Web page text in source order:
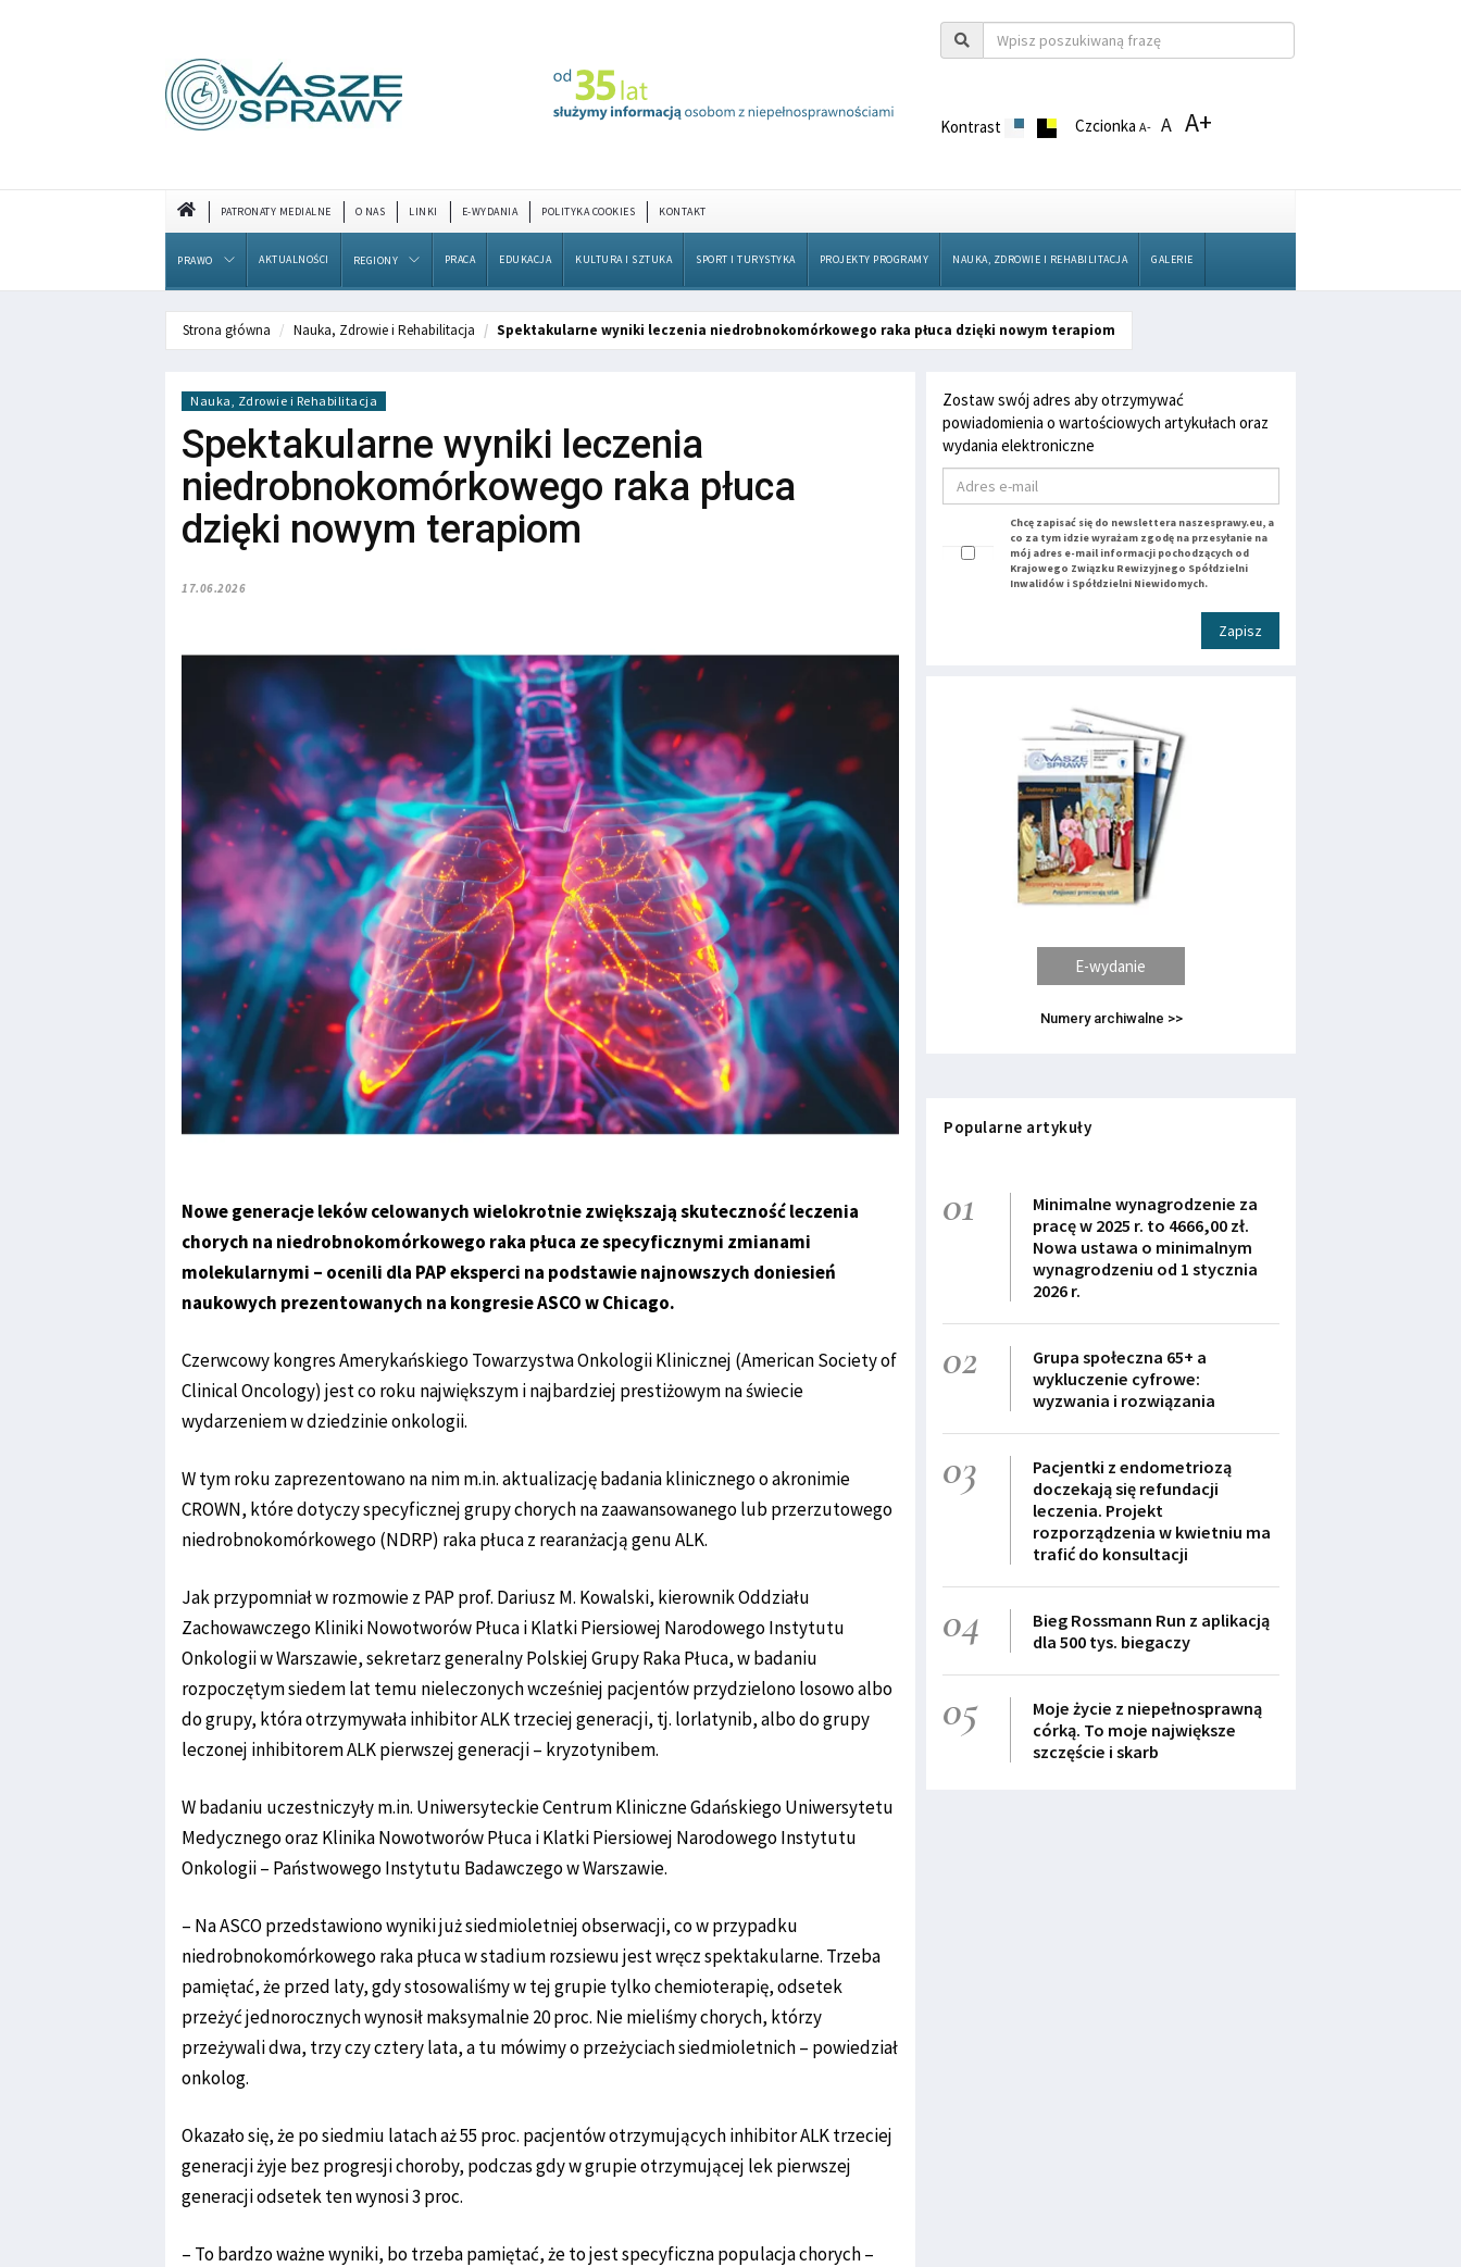
Kontrast CzcionkaA- A A+
PATRONATY MEDIALNE O NAS LINKI E-WYDANIA POLITYKA COOKIES KONTAKT
PRAWO AKTUALNOŚCI REGIONY PRACA EDUKACJA KULTURA I SZTUKA SPORT I TURYSTYKA PROJEKTY PROGRAMY NAUKA, ZDROWIE I REHABILITACJA GALERIE
Strona główna Nauka, Zdrowie i Rehabilitacja Spektakularne wyniki leczenia niedrobnokomórkowego raka płuca dzięki nowym terapiom
Nauka, Zdrowie i Rehabilitacja
Spektakularne wyniki leczenia
niedrobnokomórkowego raka płuca
dzięki nowym terapiom
17.06.2026
Nowe generacje leków celowanych wielokrotnie zwiększają skuteczność leczenia
chorych na niedrobnokomórkowego raka płuca ze specyficznymi zmianami
molekularnymi – ocenili dla PAP eksperci na podstawie najnowszych doniesień
naukowych prezentowanych na kongresie ASCO w Chicago.
Czerwcowy kongres Amerykańskiego Towarzystwa Onkologii Klinicznej (American Society of
Clinical Oncology) jest co roku największym i najbardziej prestiżowym na świecie
wydarzeniem w dziedzinie onkologii.
W tym roku zaprezentowano na nim m.in. aktualizację badania klinicznego o akronimie
CROWN, które dotyczy specyficznej grupy chorych na zaawansowanego lub przerzutowego
niedrobnokomórkowego (NDRP) raka płuca z rearanżacją genu ALK.
Jak przypomniał w rozmowie z PAP prof. Dariusz M. Kowalski, kierownik Oddziału
Zachowawczego Kliniki Nowotworów Płuca i Klatki Piersiowej Narodowego Instytutu
Onkologii w Warszawie, sekretarz generalny Polskiej Grupy Raka Płuca, w badaniu
rozpoczętym siedem lat temu nieleczonych wcześniej pacjentów przydzielono losowo albo
do grupy, która otrzymywała inhibitor ALK trzeciej generacji, tj. lorlatynib, albo do grupy
leczonej inhibitorem ALK pierwszej generacji – kryzotynibem.
W badaniu uczestniczyły m.in. Uniwersyteckie Centrum Kliniczne Gdańskiego Uniwersytetu
Medycznego oraz Klinika Nowotworów Płuca i Klatki Piersiowej Narodowego Instytutu
Onkologii – Państwowego Instytutu Badawczego w Warszawie.
– Na ASCO przedstawiono wyniki już siedmioletniej obserwacji, co w przypadku
niedrobnokomórkowego raka płuca w stadium rozsiewu jest wręcz spektakularne. Trzeba
pamiętać, że przed laty, gdy stosowaliśmy w tej grupie tylko chemioterapię, odsetek
przeżyć jednorocznych wynosił maksymalnie 20 proc. Nie mieliśmy chorych, którzy
przeżywali dwa, trzy czy cztery lata, a tu mówimy o przeżyciach siedmioletnich – powiedział
onkolog.
Okazało się, że po siedmiu latach aż 55 proc. pacjentów otrzymujących inhibitor ALK trzeciej
generacji żyje bez progresji choroby, podczas gdy w grupie otrzymującej lek pierwszej
generacji odsetek ten wynosi 3 proc.
– To bardzo ważne wyniki, bo trzeba pamiętać, że to jest specyficzna populacja chorych –
Zostaw swój adres aby otrzymywać
powiadomienia o wartościowych artykułach oraz
wydania elektroniczne
Chcę zapisać się do newslettera naszesprawy.eu, a
co za tym idzie wyrażam zgodę na przesyłanie na
mój adres e-mail informacji pochodzących od
Krajowego Związku Rewizyjnego Spółdzielni
Inwalidów i Spółdzielni Niewidomych.
Zapisz
E-wydanie
Numery archiwalne >>
Popularne artykuły
01
Minimalne wynagrodzenie za
pracę w 2025 r. to 4666,00 zł.
Nowa ustawa o minimalnym
wynagrodzeniu od 1 stycznia
2026 r.
02
Grupa społeczna 65+ a
wykluczenie cyfrowe:
wyzwania i rozwiązania
03
Pacjentki z endometriozą
doczekają się refundacji
leczenia. Projekt
rozporządzenia w kwietniu ma
trafić do konsultacji
04
Bieg Rossmann Run z aplikacją
dla 500 tys. biegaczy
05
Moje życie z niepełnosprawną
córką. To moje największe
szczęście i skarb